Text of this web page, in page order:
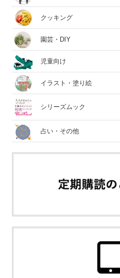
クッキング
園芸・DIY
児童向け
イラスト・塗り絵
シリーズムック
占い・その他